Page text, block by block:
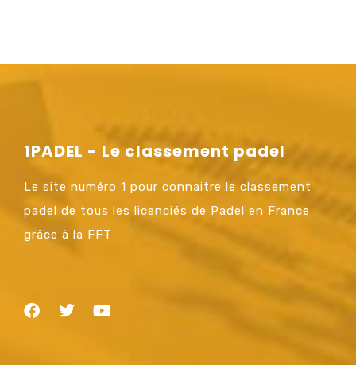
1PADEL - Le classement padel
Le site numéro 1 pour connaitre le classement
padel de tous les licenciés de Padel en France
grâce à la FFT